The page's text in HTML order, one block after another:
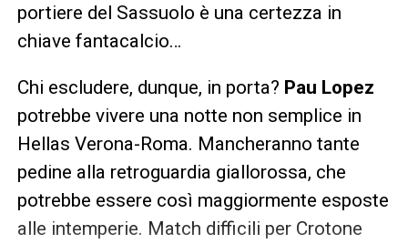
portiere del Sassuolo è una certezza in
chiave fantacalcio…
Chi escludere, dunque, in porta? Pau Lopez
potrebbe vivere una notte non semplice in
Hellas Verona-Roma. Mancheranno tante
pedine alla retroguardia giallorossa, che
potrebbe essere così maggiormente esposte
alle intemperie. Match difficili per Crotone